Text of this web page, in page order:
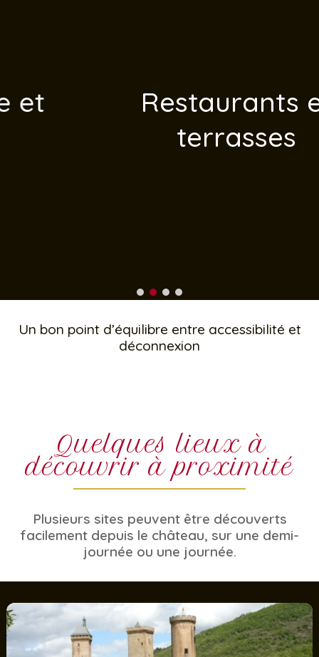
Restaurants et
terrasses
Un bon point d’équilibre entre accessibilité et
déconnexion
Quelques lieux à
découvrir à proximité
Plusieurs sites peuvent être découverts
facilement depuis le château, sur une demi-
journée ou une journée.